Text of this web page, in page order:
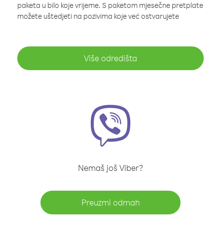
paketa u bilo koje vrijeme. S paketom mjesečne pretplate
možete uštedjeti na pozivima koje već ostvarujete
Više odredišta
Nemaš još Viber?
Preuzmi odmah